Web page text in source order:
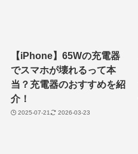
【iPhone】65Wの充電器
でスマホが壊れるって本
当？充電器のおすすめを紹
介！
2025-07-21 2026-03-23